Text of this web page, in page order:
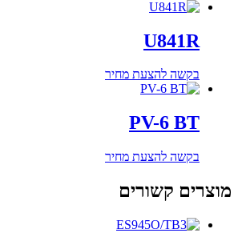
U841R
בקשה להצעת מחיר
PV-6 BT
בקשה להצעת מחיר
מוצרים קשורים